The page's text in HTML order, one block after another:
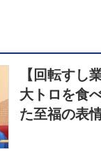
【回転すし
大トロを食
た至福の表